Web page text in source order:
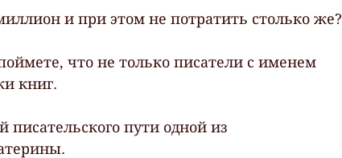
и при этом не потратить столько же?
что не только писатели с именем
книг.
писательского пути одной из